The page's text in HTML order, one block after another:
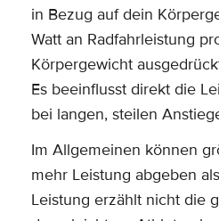
in Bezug auf dein
Watt an Radfahrleistung
Körpergewicht
Es beeinflusst direkt die
bei langen, steilen
Im Allgemeinen können
mehr Leistung abgeben
Leistung erzählt nicht die